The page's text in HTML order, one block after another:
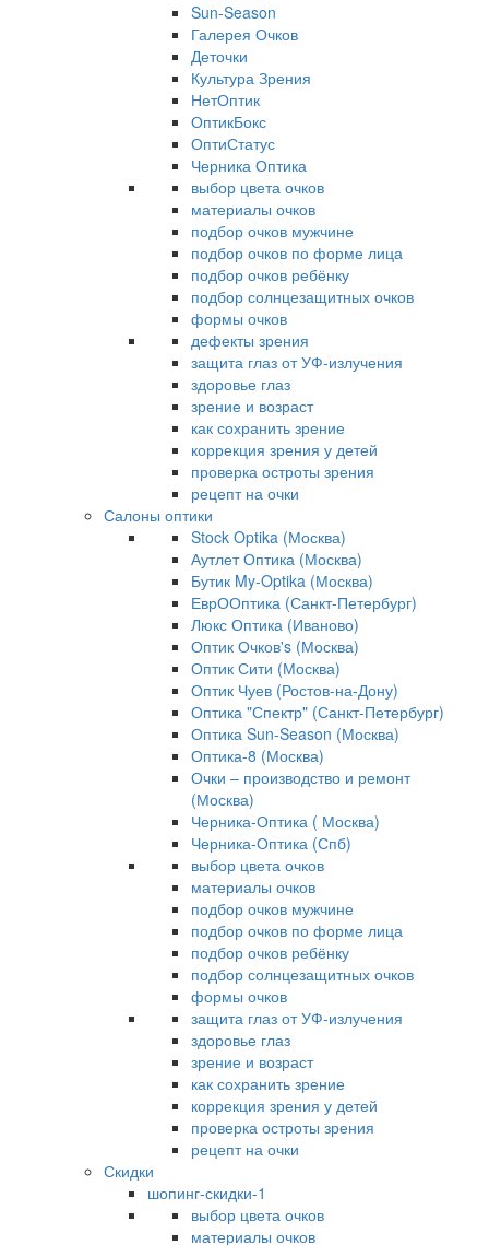
Sun-Season
Галерея Очков
Деточки
Культура Зрения
НетОптик
ОптикБокс
ОптиСтатус
Черника Оптика
выбор цвета очков
материалы очков
подбор очков мужчине
подбор очков по форме лица
подбор очков ребёнку
подбор солнцезащитных очков
формы очков
дефекты зрения
защита глаз от УФ-излучения
здоровье глаз
зрение и возраст
как сохранить зрение
коррекция зрения у детей
проверка остроты зрения
рецепт на очки
Салоны оптики
Stock Optika (Москва)
Аутлет Оптика (Москва)
Бутик My-Optika (Москва)
ЕврООптика (Санкт-Петербург)
Люкс Оптика (Иваново)
Оптик Очков's (Москва)
Оптик Сити (Москва)
Оптик Чуев (Ростов-на-Дону)
Оптика "Спектр" (Санкт-Петербург)
Оптика Sun-Season (Москва)
Оптика-8 (Москва)
Очки – производство и ремонт
(Москва)
Черника-Оптика ( Москва)
Черника-Оптика (Спб)
выбор цвета очков
материалы очков
подбор очков мужчине
подбор очков по форме лица
подбор очков ребёнку
подбор солнцезащитных очков
формы очков
защита глаз от УФ-излучения
здоровье глаз
зрение и возраст
как сохранить зрение
коррекция зрения у детей
проверка остроты зрения
рецепт на очки
Скидки
шопинг-скидки-1
выбор цвета очков
материалы очков